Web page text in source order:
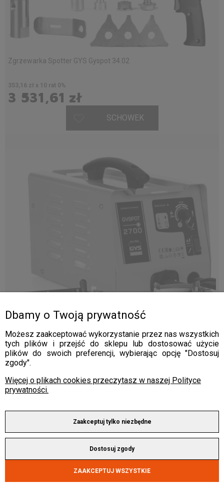
Zgrzewarka Spotter GYS Gyspot 34.02
3 531,61 zł
353,16 zł x 10 rat 0%
SCHOWEK
Zgrzewarka Spotter GYS Gyspot 2700
3 359,00 zł
SCHOWEK
Dbamy o Twoją prywatność
Możesz zaakceptować wykorzystanie przez nas wszystkich
tych plików i przejść do sklepu lub dostosować użycie
plików do swoich preferencji, wybierając opcję "Dostosuj
zgody".
Więcej o plikach cookies przeczytasz w naszej Polityce
prywatności.
Zaakceptuj tylko niezbędne
Dostosuj zgody
ZAAKCEPTUJ WSZYSTKIE